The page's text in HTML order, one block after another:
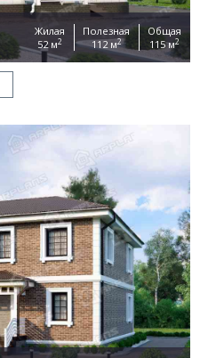
Жилая
52 м2
Полезная
112 м2
Общая
115 м2